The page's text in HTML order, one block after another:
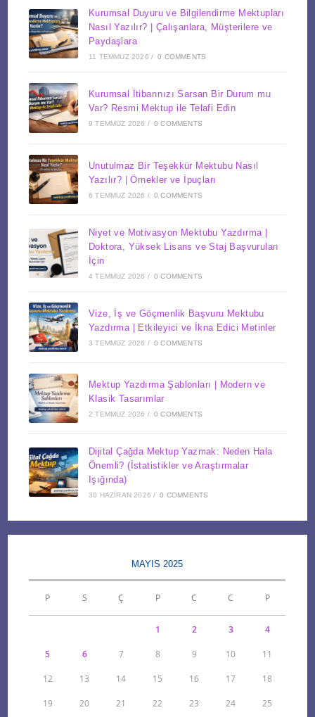
Kurumsal Duyuru ve Bilgilendirme Mektupları
Nasıl Yazılır? | Çalışanlara, Müşterilere ve
Paydaşlara
11 TEMMUZ 2026 / 0 COMMENTS
Kurumsal İtibarınızı Sarsan Bir Durum mu
Var? Resmi Mektup ile Telafi Edin
9 TEMMUZ 2026 / 0 COMMENTS
Unutulmaz Bir Teşekkür Mektubu Nasıl
Yazılır? | Örnekler ve İpuçları
6 TEMMUZ 2026 / 0 COMMENTS
Niyet ve Motivasyon Mektubu Yazdırma |
Doktora, Yüksek Lisans ve Staj Başvuruları
İçin
4 TEMMUZ 2026 / 0 COMMENTS
Vize, İş ve Göçmenlik Başvuru Mektubu
Yazdırma | Etkileyici ve İkna Edici Metinler
3 TEMMUZ 2026 / 0 COMMENTS
Mektup Yazdırma Şablonları | Modern ve
Klasik Tasarımlar
2 TEMMUZ 2026 / 0 COMMENTS
Dijital Çağda Mektup Yazmak: Neden Hala
Önemli? (İstatistikler ve Araştırmalar
Işığında)
30 HAZIRAN 2026 / 0 COMMENTS
MAYIS 2025
P S Ç P C C P
1 2 3 4
5 6 7 8 9 10 11
12 13 14 15 16 17 18
19 20 21 22 23 24 25